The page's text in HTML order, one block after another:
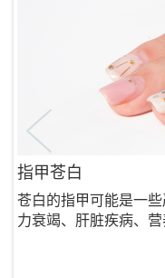
指甲苍白
苍白的指甲可能是一
力衰竭、肝脏疾病、营